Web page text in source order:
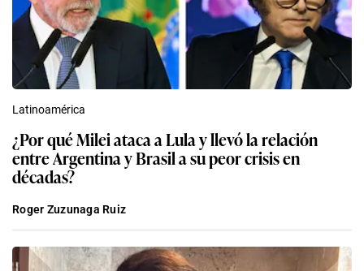
Latinoamérica
¿Por qué Milei ataca a Lula y llevó la relación
entre Argentina y Brasil a su peor crisis en
décadas?
Roger Zuzunaga Ruiz